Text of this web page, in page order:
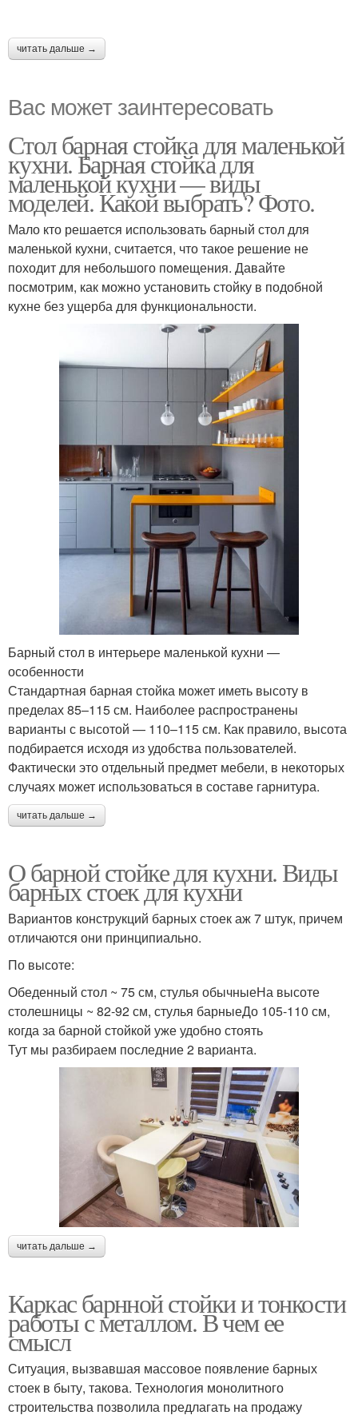
читать дальше →
Вас может заинтересовать
Стол барная стойка для маленькой
кухни. Барная стойка для
маленькой кухни — виды
моделей. Какой выбрать? Фото.
Мало кто решается использовать барный стол для
маленькой кухни, считается, что такое решение не
походит для небольшого помещения. Давайте
посмотрим, как можно установить стойку в подобной
кухне без ущерба для функциональности.
Барный стол в интерьере маленькой кухни —
особенности
Стандартная барная стойка может иметь высоту в
пределах 85–115 см. Наиболее распространены
варианты с высотой — 110–115 см. Как правило, высота
подбирается исходя из удобства пользователей.
Фактически это отдельный предмет мебели, в некоторых
случаях может использоваться в составе гарнитура.
читать дальше →
О барной стойке для кухни. Виды
барных стоек для кухни
Вариантов конструкций барных стоек аж 7 штук, причем
отличаются они принципиально.
По высоте:
Обеденный стол ~ 75 см, стулья обычныеНа высоте
столешницы ~ 82-92 см, стулья барныеДо 105-110 см,
когда за барной стойкой уже удобно стоять
Тут мы разбираем последние 2 варианта.
читать дальше →
Каркас барнной стойки и тонкости
работы с металлом. В чем ее
смысл
Ситуация, вызвавшая массовое появление барных
стоек в быту, такова. Технология монолитного
строительства позволила предлагать на продажу